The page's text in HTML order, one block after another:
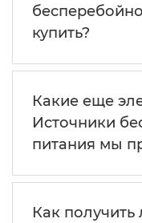
купить?
Какие еще
Источники
питания мы
Как